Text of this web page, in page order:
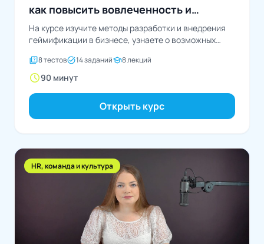
как повысить вовлеченность и
производительность
На курсе изучите методы разработки и внедрения
геймификации в бизнесе, узнаете о возможных
quiz8 тестовtask_alt14 заданийschool8 лекций
schedule90 минут
Открыть курс
HR, команда и культура